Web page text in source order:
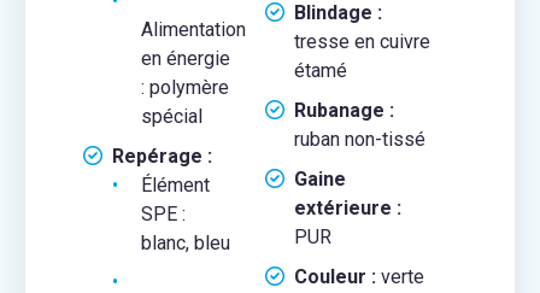
Alimentation
en énergie
: polymère
spécial
Repérage :
Élément
SPE :
blanc, bleu
Blindage :
tresse en cuivre
étamé
Rubanage :
ruban non-tissé
Gaine
extérieure :
PUR
Couleur :verte